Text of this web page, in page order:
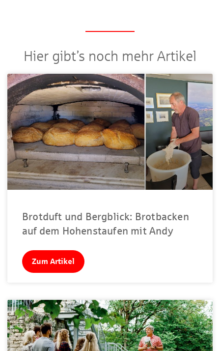
Hier gibt’s noch mehr Artikel
Brotduft und Bergblick: Brotbacken
auf dem Hohenstaufen mit Andy
Zum Artikel